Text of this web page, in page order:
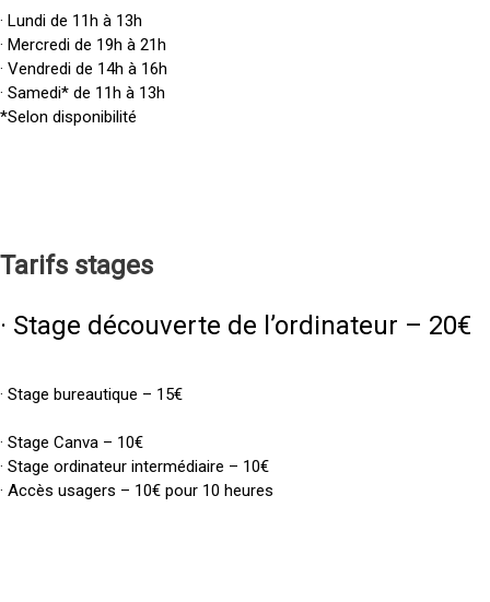
· Lundi de 11h à 13h
· Mercredi de 19h à 21h
· Vendredi de 14h à 16h
· Samedi* de 11h à 13h
*Selon disponibilité
Tarifs stages
· Stage découverte de l’ordinateur – 20€
· Stage bureautique – 15€
· Stage Canva – 10€
· Stage ordinateur intermédiaire – 10€
· Accès usagers – 10€ pour 10 heures